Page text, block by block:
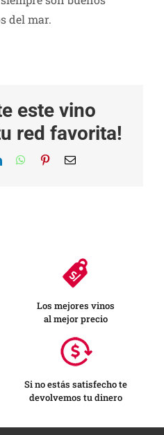
del mar.
este vino
red favorita!
LinkedInWhatsApp
PinterestCorreo
Los mejores vinos
al mejor precio
Si no estás satisfecho te
devolvemos tu dinero